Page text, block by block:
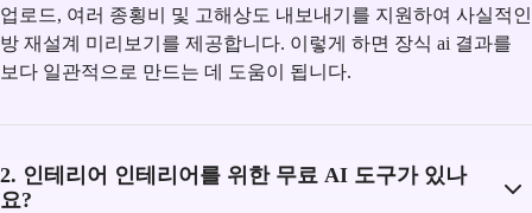
업로드, 여러 종횡비 및 고해상도 내보내기를 지원하여 사실적인
방 재설계 미리보기를 제공합니다. 이렇게 하면 장식 ai 결과를
보다 일관적으로 만드는 데 도움이 됩니다.
2. 인테리어 인테리어를 위한 무료 AI 도구가 있나
요?